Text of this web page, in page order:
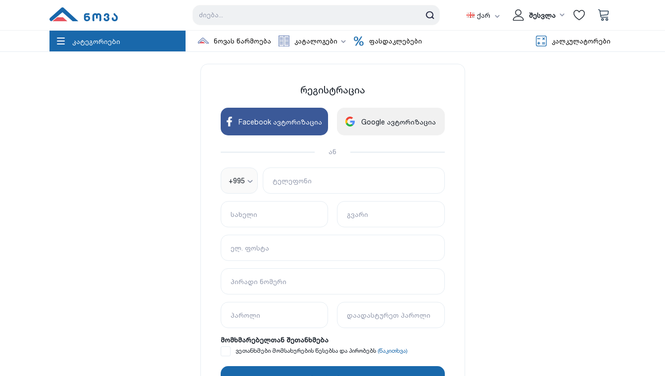
ქარ შესვლა
კატეგორიები ნოვას წარმოება კატალოგები ფასდაკლებები კალკულატორები
რეგისტრაცია
Facebook ავტორიზაცია Google ავტორიზაცია
ან
+995 ტელეფონი
სახელი გვარი
ელ. ფოსტა
პირადი ნომერი
პაროლი დაადასტურეთ პაროლი
მომხმარებელთან შეთანხმება
ვეთანხმები მომსახურების წესებსა და პირობებს (წაკითხვა)